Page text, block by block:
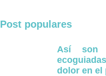
Post populares
Así son
dolor en el